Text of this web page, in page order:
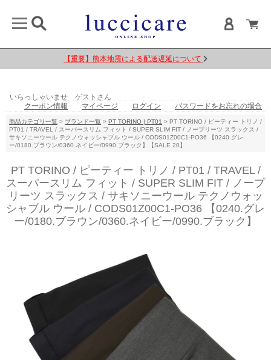
【重要】熊本地震による配送遅延について
いらっしゃいませ ゲストさん
クーポン情報
マイページ ログイン パスワードをお忘れの場合
商品カテゴリ一覧 > ブランド一覧 > PT TORINO | PT01 > PT TORINO / ピーティー トリノ /
PT01 / TRAVEL / スーパースリム フィット / SUPER SLIM FIT / ノープリーツ スラックス /
サキソニーウール テクノウォッシャブル ウール / CODS01Z00C1-PO36 【0240.グレ
ー/0180.ブラウン/0360.ネイビー/0990.ブラック】【SALE 20】
PT TORINO / ピーティー トリノ / PT01 / TRAVEL /
スーパースリム フィット / SUPER SLIM FIT / ノープ
リーツ スラックス / サキソニーウール テクノウォッ
シャブル ウール / CODS01Z00C1-PO36 【0240.グレ
ー/0180.ブラウン/0360.ネイビー/0990.ブラック】